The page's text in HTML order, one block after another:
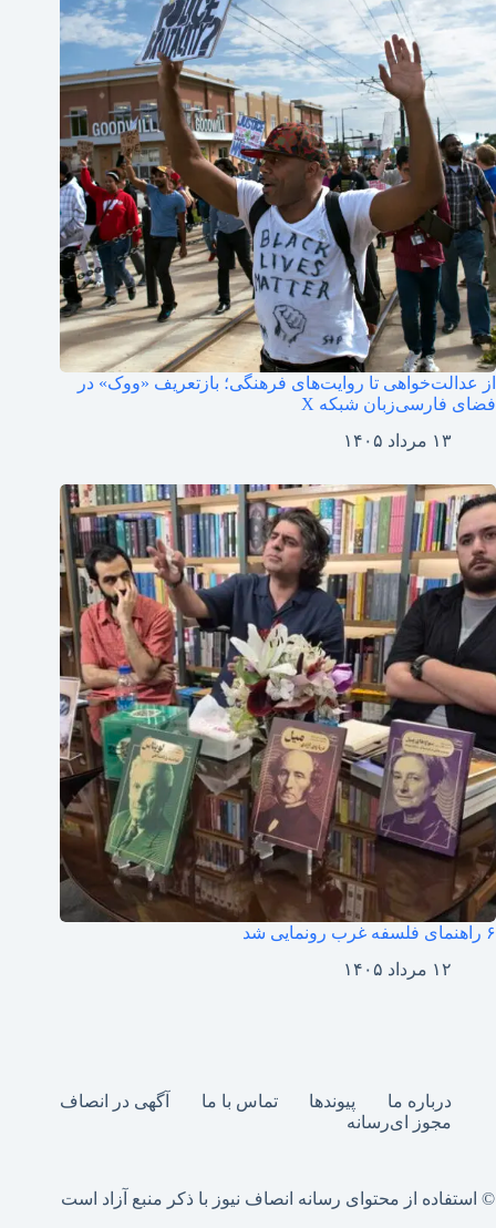
از عدالت‌خواهی تا روایت‌های فرهنگی؛ بازتعریف «ووک» در
فضای فارسی‌زبان شبکه X
۱۳ مرداد ۱۴۰۵
۶ راهنمای فلسفه غرب رونمایی شد
۱۲ مرداد ۱۴۰۵
درباره ما پیوندها تماس با ما
آگهی در انصاف
مجوز ای‌رسانه
© استفاده از محتوای رسانه انصاف نیوز با ذکر منبع آزاد است